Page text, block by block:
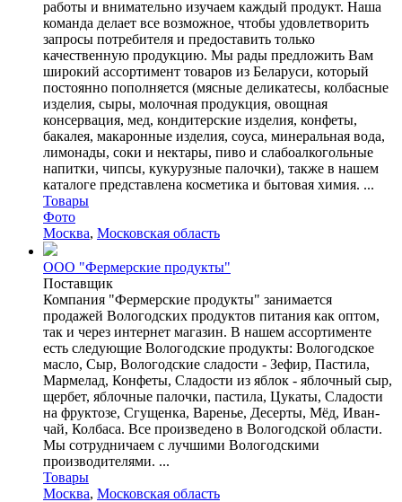
работы и внимательно изучаем каждый продукт. Наша
команда делает все возможное, чтобы удовлетворить
запросы потребителя и предоставить только
качественную продукцию. Мы рады предложить Вам
широкий ассортимент товаров из Беларуси, который
постоянно пополняется (мясные деликатесы, колбасные
изделия, сыры, молочная продукция, овощная
консервация, мед, кондитерские изделия, конфеты,
бакалея, макаронные изделия, соуса, минеральная вода,
лимонады, соки и нектары, пиво и слабоалкогольные
напитки, чипсы, кукурузные палочки), также в нашем
каталоге представлена косметика и бытовая химия. ...
Товары
Фото
Москва, Московская область
ООО "Фермерские продукты"
Поставщик
Компания "Фермерские продукты" занимается
продажей Вологодских продуктов питания как оптом,
так и через интернет магазин. В нашем ассортименте
есть следующие Вологодские продукты: Вологодское
масло, Сыр, Вологодские сладости - Зефир, Пастила,
Мармелад, Конфеты, Сладости из яблок - яблочный сыр,
щербет, яблочные палочки, пастила, Цукаты, Сладости
на фруктозе, Сгущенка, Варенье, Десерты, Мёд, Иван-
чай, Колбаса. Все произведено в Вологодской области.
Мы сотрудничаем с лучшими Вологодскими
производителями. ...
Товары
Москва, Московская область